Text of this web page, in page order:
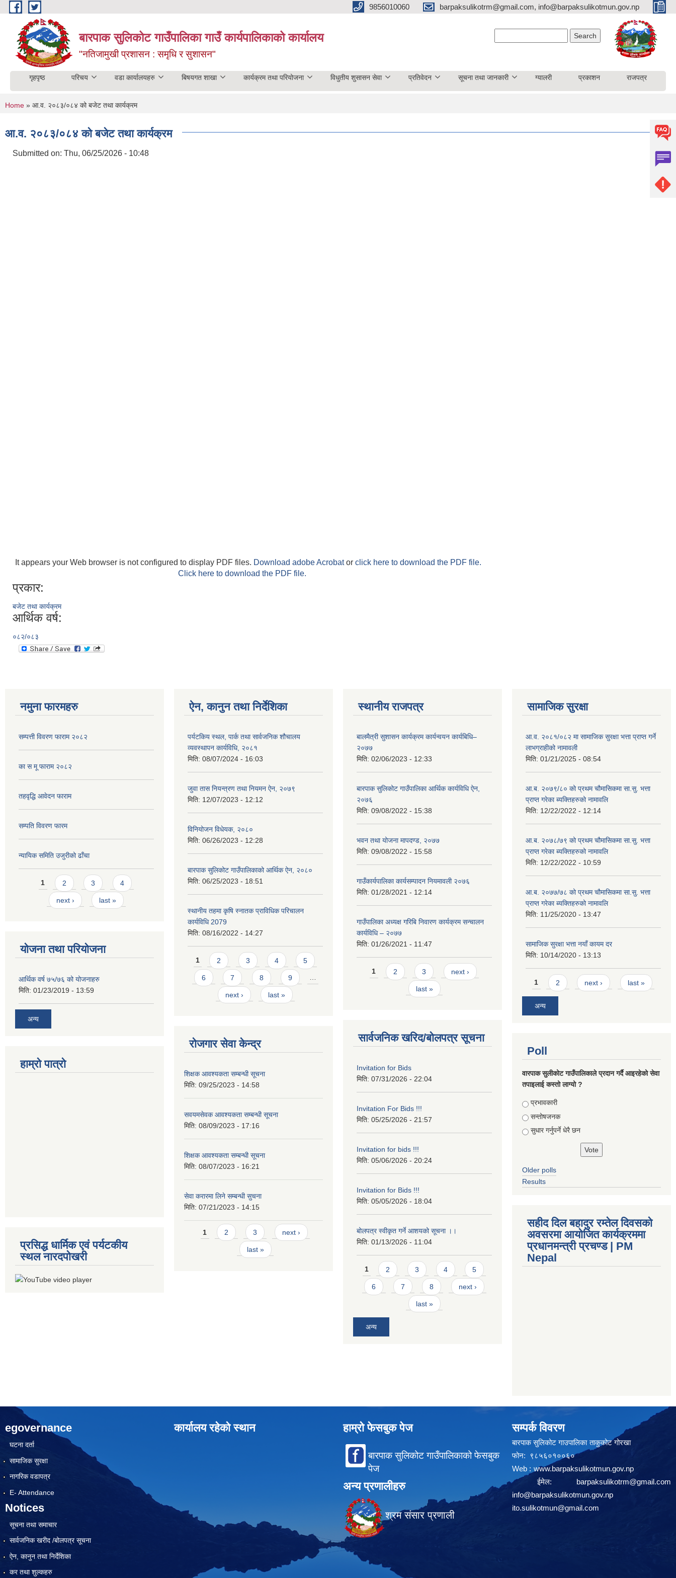
Skip to main content 9856010060 barpaksulikotrm@gmail.com, info@barpaksulikotmun.gov.np
बारपाक सुलिकोट गाउँपालिका गाउँ कार्यपालिकाको कार्यालय
"नतिजामुखी प्रशासन : समृधि र सुशासन"
गृहपृष्ठ परिचय वडा कार्यालयहरु बिषयगत शाखा कार्यक्रम तथा परियोजना विधुतीय शुसासन सेवा प्रतिवेदन सूचना तथा जानकारी ग्यालरी प्रकाशन राजपत्र
You are here
Home » आ.व. २०८३/०८४ को बजेट तथा कार्यक्रम
आ.व. २०८३/०८४ को बजेट तथा कार्यक्रम
Submitted on: Thu, 06/25/2026 - 10:48
It appears your Web browser is not configured to display PDF files. Download adobe Acrobator click here to download the PDF file.
Click here to download the PDF file.
प्रकार:
बजेट तथा कार्यक्रम
आर्थिक वर्ष:
०८२/०८३
नमुना फारमहरु
सम्पत्ती विवरण फाराम २०८२
का स मू फाराम २०८२
तहवृद्धि आवेदन फाराम
सम्पति विवरण फारम
न्यायिक समिति उजुरीको ढाँचा
Pages
1 2 3 4
next › last »
योजना तथा परियोजना
आर्थिक वर्ष ७५/७६ को योजनाहरु
मिति: 01/23/2019 - 13:59
अन्य
हाम्रो पात्रो
प्रसिद्ध धार्मिक एवं पर्यटकीय
स्थल नारदपोखरी
ऐन, कानुन तथा निर्देशिका
पर्यटकिय स्थल, पार्क तथा सार्वजनिक शौचालय
व्यवस्थापन कार्यविधि, २०८१
मिति: 08/07/2024 - 16:03
जुवा तास नियन्त्रण तथा नियमन ऐन, २०७९
मिति: 12/07/2023 - 12:12
विनियोजन विधेयक, २०८०
मिति: 06/26/2023 - 12:28
बारपाक सुलिकोट गाउँपालिकाको आर्थिक ऐन, २०८०
मिति: 06/25/2023 - 18:51
स्थानीय तहमा कृषि स्नातक प्राविधिक परिचालन
कार्यविधि 2079
मिति: 08/16/2022 - 14:27
Pages
1 2 3 4 5
6 7 8 9 …
next › last »
रोजगार सेवा केन्द्र
शिक्षक आवश्यकता सम्बन्धी सूचना
मिति: 09/25/2023 - 14:58
सवयमसेवक आवश्यकता सम्बन्धी सूचना
मिति: 08/09/2023 - 17:16
शिक्षक आवश्यकता सम्बन्धी सूचना
मिति: 08/07/2023 - 16:21
सेवा करारमा लिने सम्बन्धी सुचना
मिति: 07/21/2023 - 14:15
Pages
1 2 3 next ›
last »
स्थानीय राजपत्र
बालमैत्री सुशासन कार्यक्रम कार्यन्वयन कार्यबिधि–
२०७७
मिति: 02/06/2023 - 12:33
बारपाक सुलिकोट गाउँपालिका आर्थिक कार्यविधि ऐन,
२०७६
मिति: 09/08/2022 - 15:38
भवन तथा योजना मापदण्ड, २०७७
मिति: 09/08/2022 - 15:58
गाउँकार्यपालिका कार्यसम्पादन नियमावली २०७६
मिति: 01/28/2021 - 12:14
गाउँपालिका अध्यक्ष गरिबि निवारण कार्यक्रम सन्चालन
कार्यविधि – २०७७
मिति: 01/26/2021 - 11:47
Pages
1 2 3 next ›
last »
सार्वजनिक खरिद/बोलपत्र सूचना
Invitation for Bids
मिति: 07/31/2026 - 22:04
Invitation For Bids !!!
मिति: 05/25/2026 - 21:57
Invitation for bids !!!
मिति: 05/06/2026 - 20:24
Invitation for Bids !!!
मिति: 05/05/2026 - 18:04
बोलपत्र स्वीकृत गर्ने आशयको सूचना ।।
मिति: 01/13/2026 - 11:04
Pages
1 2 3 4 5
6 7 8 next ›
last »
अन्य
सामाजिक सुरक्षा
आ.व. २०८१/०८२ मा सामाजिक सुरक्षा भत्ता प्राप्त गर्ने
लाभग्राहीको नामावली
मिति: 01/21/2025 - 08:54
आ.ब. २०७९/८० को प्रथम चौमासिकमा सा.सु. भत्ता
प्राप्त गरेका ब्यक्तिहरुको नामावलि
मिति: 12/22/2022 - 12:14
आ.ब. २०७८/७९ को प्रथम चौमासिकमा सा.सु. भत्ता
प्राप्त गरेका ब्यक्तिहरुको नामावलि
मिति: 12/22/2022 - 10:59
आ.ब. २०७७/७८ को प्रथम चौमासिकमा सा.सु. भत्ता
प्राप्त गरेका ब्यक्तिहरुको नामावलि
मिति: 11/25/2020 - 13:47
सामाजिक सुरक्षा भत्ता नयाँ कायम दर
मिति: 10/14/2020 - 13:13
Pages
1 2 next › last »
अन्य
Poll
वारपाक सुलीकोट गाउँपालिकाले प्रदान गर्दै आइरहेको सेवा
तपाइलाई कस्तो लाग्यो ?
Choices
प्रभावकारी
सन्तोषजनक
सुधार गर्नुपर्ने धेरै छन
Older polls
Results
सहीद दिल बहादुर रम्तेल दिवसको
अवसरमा आयोजित कार्यक्रममा
प्रधानमन्त्री प्रचण्ड | PM
Nepal
egovernance
घटना दर्ता
सामाजिक सुरक्षा
नागरिक वडापत्र
E- Attendance
Notices
सूचना तथा समाचार
सार्वजनिक खरीद /बोलपत्र सूचना
ऐन, कानुन तथा निर्देशिका
कर तथा शुल्कहरु
कार्यालय रहेको स्थान हाम्रो फेसबुक पेज
बारपाक सुलिकोट गाउँपालिकाको फेसबुक
पेज
अन्य प्रणालीहरु
श्रम संसार प्रणाली
सम्पर्क विवरण
बारपाक सुलिकोट गाउपालिका ताकुकोट गोरखा
फोन: ९८५६०१००६०
Web : www.barpaksulikotmun.gov.np
ईमेल: barpaksulikotrm@gmail.com
info@barpaksulikotmun.gov.np
ito.sulikotmun@gmail.com